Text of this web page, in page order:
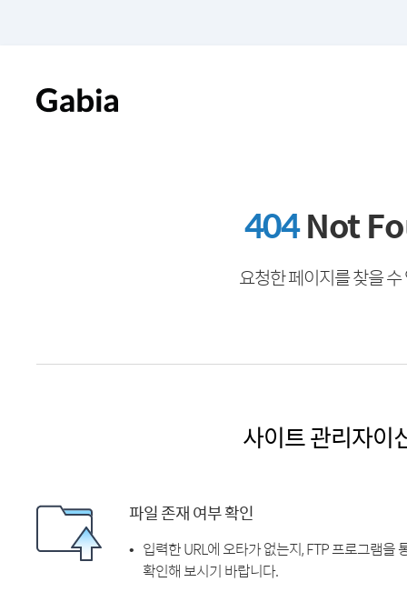
404Not
요청한 페이지를 찾을
사이트 관리자이
파일 존재 여부 확인
입력한 URL에 오타가 없는지, FTP 프로그램
확인해 보시기 바랍니다.